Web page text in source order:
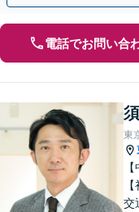
電話でお問い合
東
交